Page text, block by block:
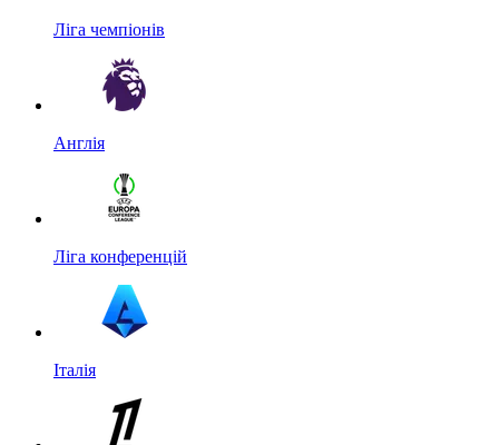
Ліга чемпіонів
Англія
Ліга конференцій
Італія